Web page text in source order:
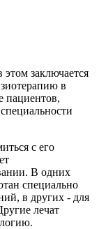
заключается
в
пациентов,
с его
В одних
специально
в других - для
лечат